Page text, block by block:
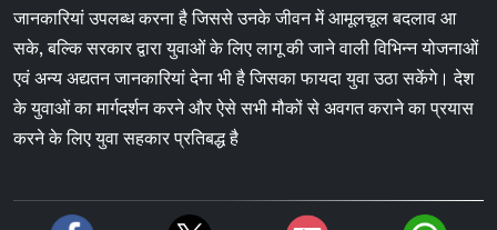
जानकारियां उपलब्ध करना है जिससे उनके जीवन में आमूलचूल बदलाव आ
सके, बल्कि सरकार द्वारा युवाओं के लिए लागू की जाने वाली विभिन्न योजनाओं
एवं अन्य अद्यतन जानकारियां देना भी है जिसका फायदा युवा उठा सकेंगे। देश
के युवाओं का मार्गदर्शन करने और ऐसे सभी मौकों से अवगत कराने का प्रयास
करने के लिए युवा सहकार प्रतिबद्ध है